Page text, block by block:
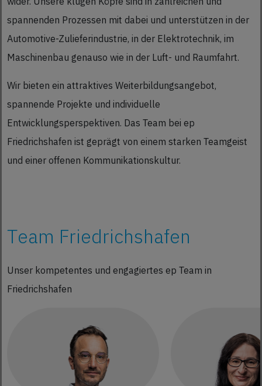
spannenden Prozessen mit dabei und unterstützen in der
Automotive-Zulieferindustrie, in der Elektrotechnik, im
Maschinenbau genauso wie in der Luft- und Raumfahrt.
Wir bieten ein attraktives Weiterbildungsangebot,
spannende Projekte und individuelle
Entwicklungsperspektiven. Das Team bei ep
Friedrichshafen ist geprägt von einem starken Teamgeist
und einer offenen Kommunikationskultur.
Team Friedrichshafen
Unser kompetentes und engagiertes ep Team in
Friedrichshafen